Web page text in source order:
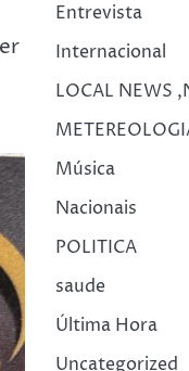
Entrevista
Internacional
LOCAL NEWS
Música
Nacionais
POLITICA
saude
Última Hora
Uncategorized